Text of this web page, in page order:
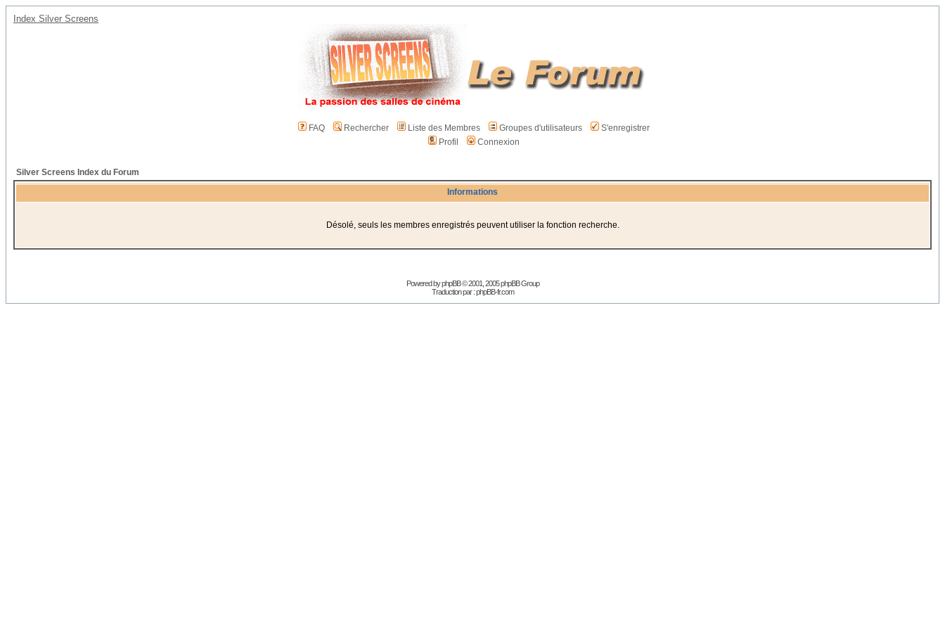
Index Silver Screens
FAQ Rechercher Liste des Membres Groupes d'utilisateurs
S'enregistrer
Profil
Connexion
Silver Screens Index du Forum
Informations
Désolé, seuls les membres enregistrés peuvent utiliser la fonction recherche.
Powered byphpBB© 2001, 2005 phpBB Group
Traduction par :phpBB-fr.com